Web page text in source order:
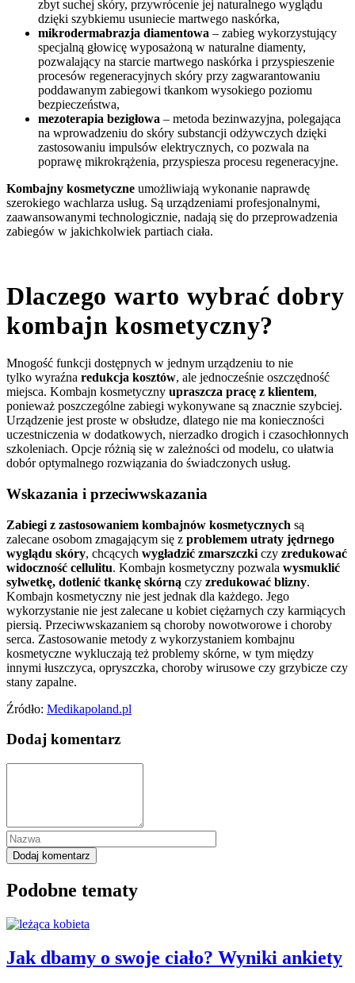
zbyt suchej skóry, przywrócenie jej naturalnego wyglądu
dzięki szybkiemu usuniecie martwego naskórka,
mikrodermabrazja diamentowa – zabieg wykorzystujący
specjalną głowicę wyposażoną w naturalne diamenty,
pozwalający na starcie martwego naskórka i przyspieszenie
procesów regeneracyjnych skóry przy zagwarantowaniu
poddawanym zabiegowi tkankom wysokiego poziomu
bezpieczeństwa,
mezoterapia bezigłowa – metoda bezinwazyjna, polegająca
na wprowadzeniu do skóry substancji odżywczych dzięki
zastosowaniu impulsów elektrycznych, co pozwala na
poprawę mikrokrążenia, przyspiesza procesu regeneracyjne.
Kombajny kosmetyczne umożliwiają wykonanie naprawdę
szerokiego wachlarza usług. Są urządzeniami profesjonalnymi,
zaawansowanymi technologicznie, nadają się do przeprowadzenia
zabiegów w jakichkolwiek partiach ciała.
Dlaczego warto wybrać dobry
kombajn kosmetyczny?
Mnogość funkcji dostępnych w jednym urządzeniu to nie
tylko wyraźna redukcja kosztów, ale jednocześnie oszczędność
miejsca. Kombajn kosmetyczny upraszcza pracę z klientem,
ponieważ poszczególne zabiegi wykonywane są znacznie szybciej.
Urządzenie jest proste w obsłudze, dlatego nie ma konieczności
uczestniczenia w dodatkowych, nierzadko drogich i czasochłonnych
szkoleniach. Opcje różnią się w zależności od modelu, co ułatwia
dobór optymalnego rozwiązania do świadczonych usług.
Wskazania i przeciwwskazania
Zabiegi z zastosowaniem kombajnów kosmetycznych są
zalecane osobom zmagającym się z problemem utraty jędrnego
wyglądu skóry, chcących wygładzić zmarszczki czy zredukować
widoczność cellulitu. Kombajn kosmetyczny pozwala wysmuklić
sylwetkę, dotlenić tkankę skórną czy zredukować blizny.
Kombajn kosmetyczny nie jest jednak dla każdego. Jego
wykorzystanie nie jest zalecane u kobiet ciężarnych czy karmiących
piersią. Przeciwwskazaniem są choroby nowotworowe i choroby
serca. Zastosowanie metody z wykorzystaniem kombajnu
kosmetyczne wykluczają też problemy skórne, w tym między
innymi łuszczyca, opryszczka, choroby wirusowe czy grzybicze czy
stany zapalne.
Źródło: Medikapoland.pl
Dodaj komentarz
Podobne tematy
Jak dbamy o swoje ciało? Wyniki ankiety